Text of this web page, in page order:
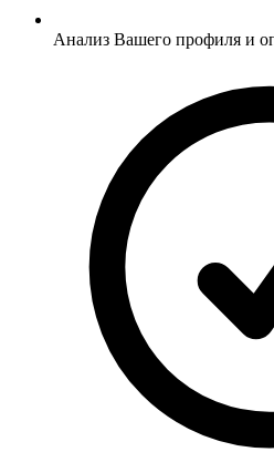
Анализ Вашего профиля и